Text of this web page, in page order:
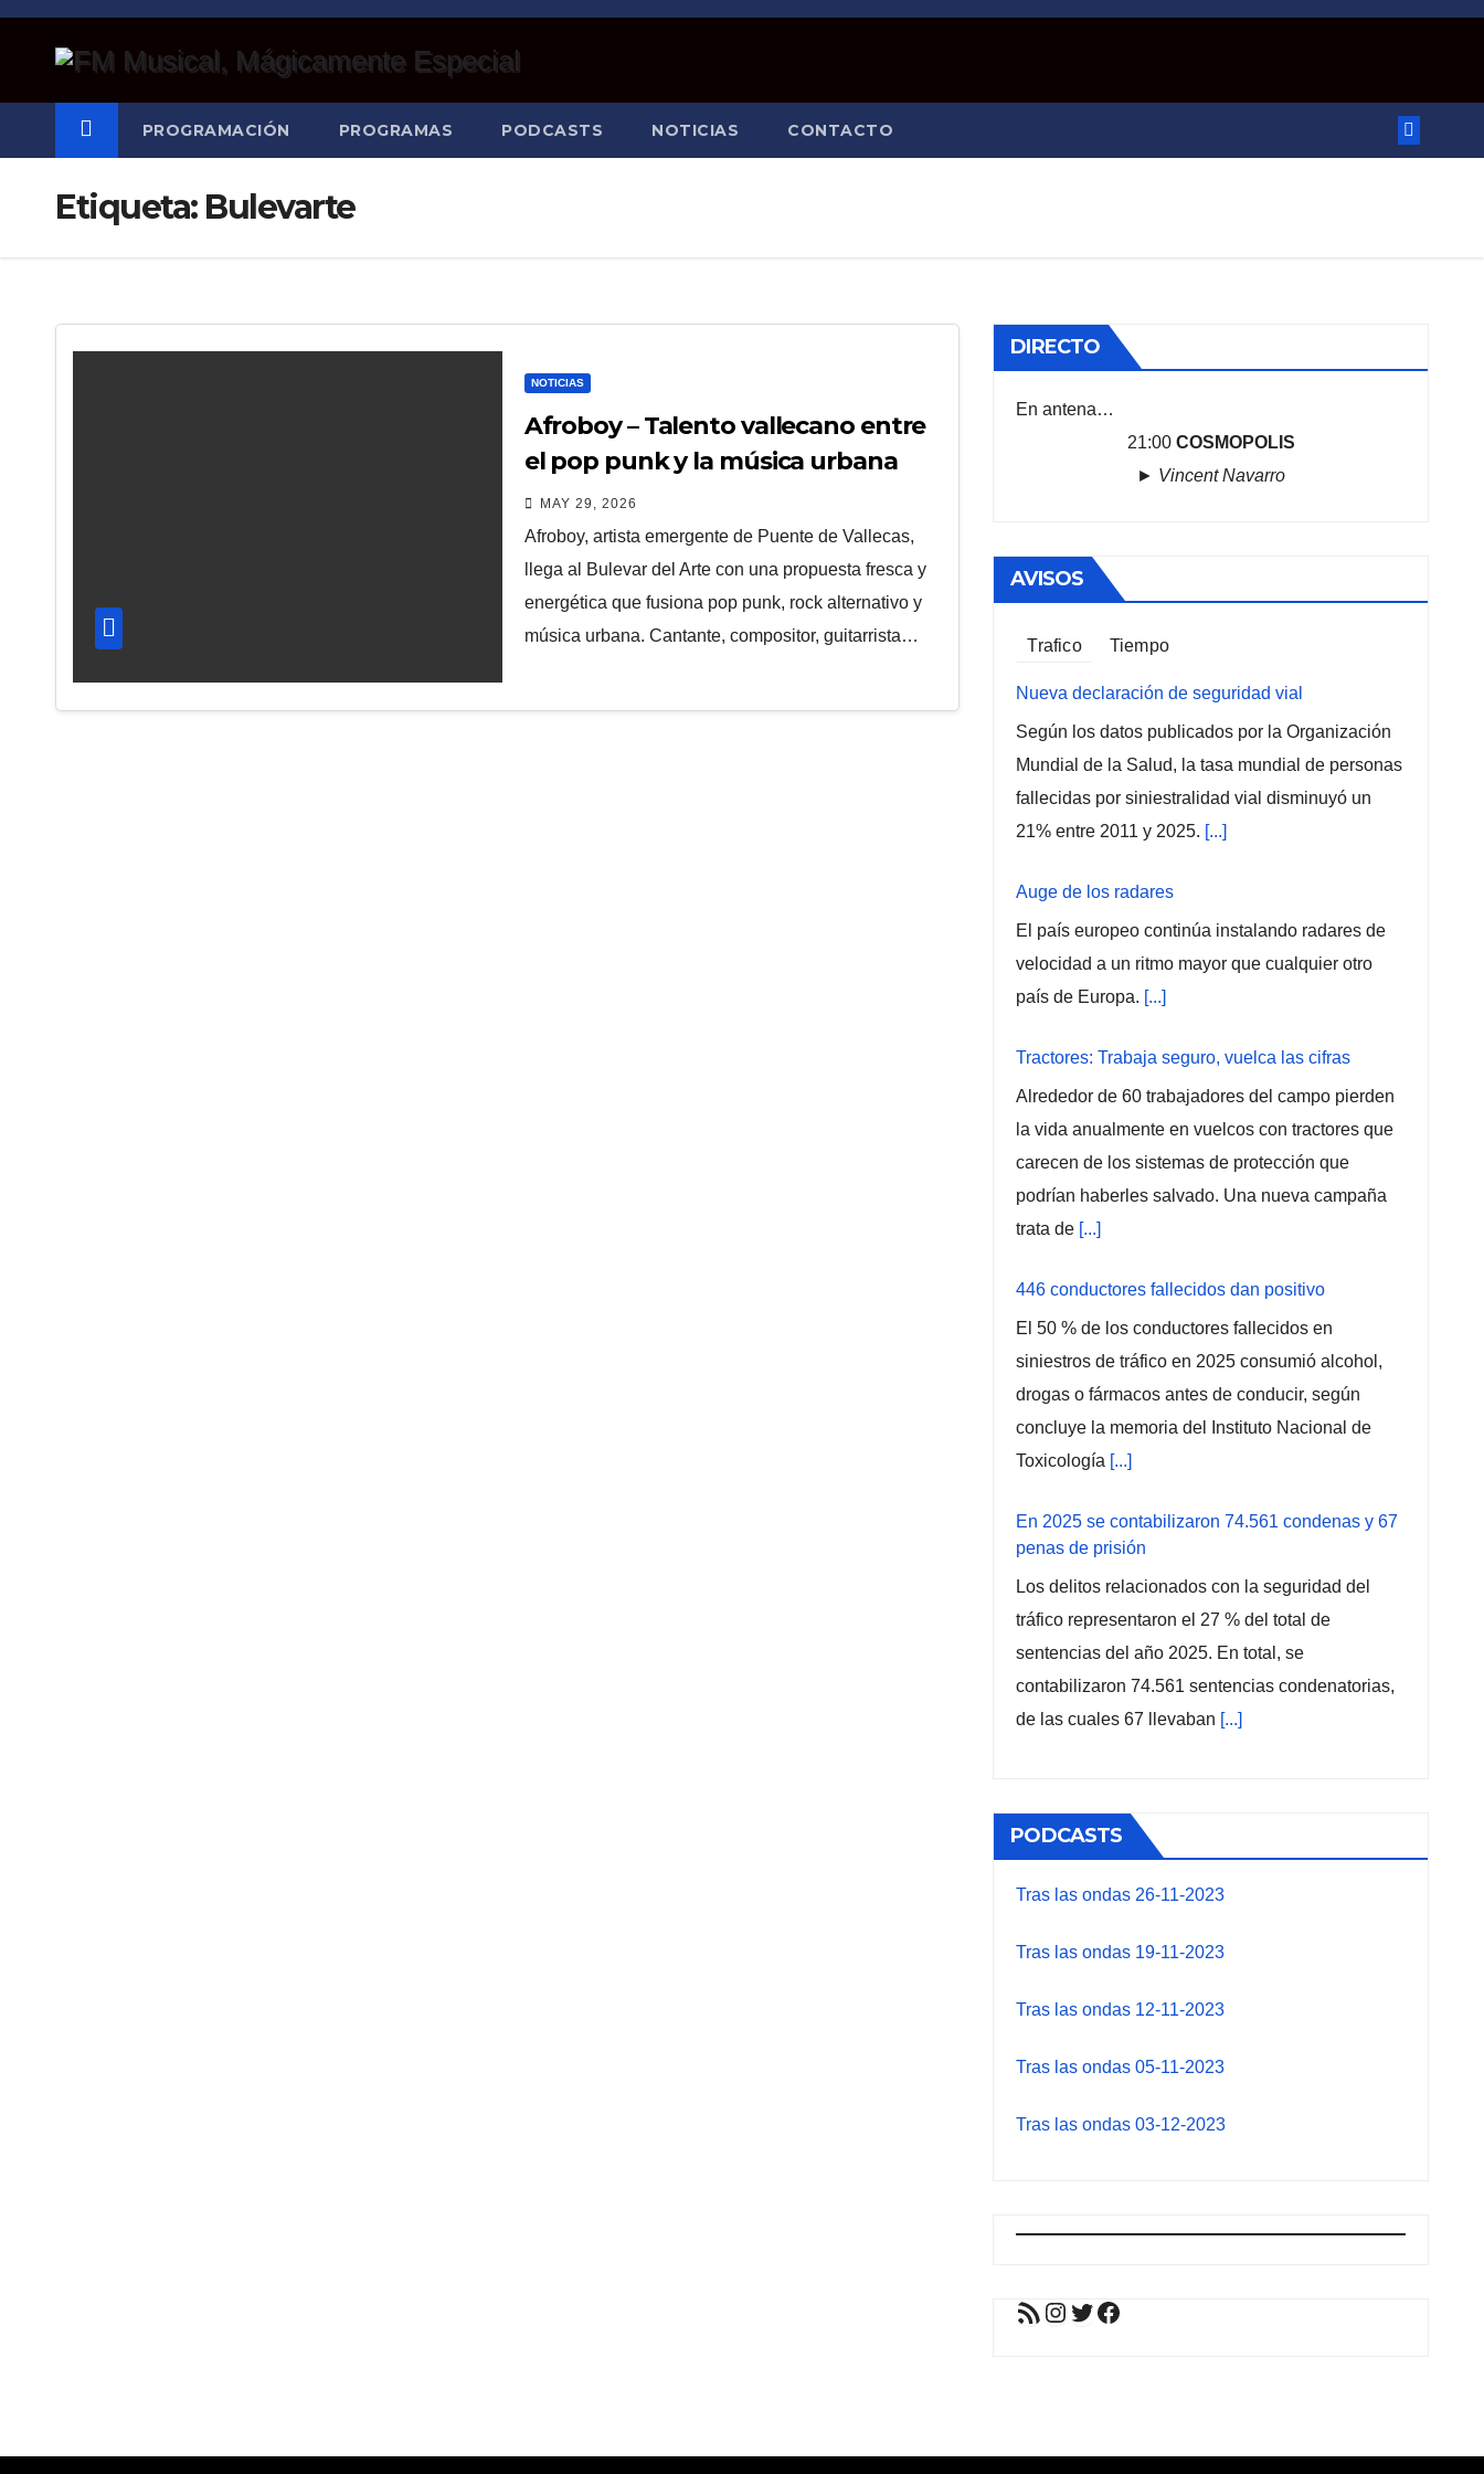
Saltar
PROGRAMACIÓN PROGRAMAS PODCASTS NOTICIAS CONTACTO
Etiqueta: Bulevarte
NOTICIAS
Afroboy – Talento vallecano entre
el pop punk y la música urbana
MAY 29, 2026
Afroboy, artista emergente de Puente de Vallecas,
llega al Bulevar del Arte con una propuesta fresca y
energética que fusiona pop punk, rock alternativo y
música urbana. Cantante, compositor, guitarrista…
DIRECTO
En antena…
21:00 COSMOPOLIS
► Vincent Navarro
AVISOS
Trafico Tiempo
Nueva declaración de seguridad vial
Según los datos publicados por la Organización
Mundial de la Salud, la tasa mundial de personas
fallecidas por siniestralidad vial disminuyó un
21% entre 2011 y 2025. [...]
Auge de los radares
El país europeo continúa instalando radares de
velocidad a un ritmo mayor que cualquier otro
país de Europa. [...]
Tractores: Trabaja seguro, vuelca las cifras
Alrededor de 60 trabajadores del campo pierden
la vida anualmente en vuelcos con tractores que
carecen de los sistemas de protección que
podrían haberles salvado. Una nueva campaña
trata de [...]
446 conductores fallecidos dan positivo
El 50 % de los conductores fallecidos en
siniestros de tráfico en 2025 consumió alcohol,
drogas o fármacos antes de conducir, según
concluye la memoria del Instituto Nacional de
Toxicología [...]
En 2025 se contabilizaron 74.561 condenas y 67
penas de prisión
Los delitos relacionados con la seguridad del
tráfico representaron el 27 % del total de
sentencias del año 2025. En total, se
contabilizaron 74.561 sentencias condenatorias,
de las cuales 67 llevaban [...]
PODCASTS
Tras las ondas 26-11-2023
Tras las ondas 19-11-2023
Tras las ondas 12-11-2023
Tras las ondas 05-11-2023
Tras las ondas 03-12-2023
Feed RSSInstagram
Twitter
Facebook